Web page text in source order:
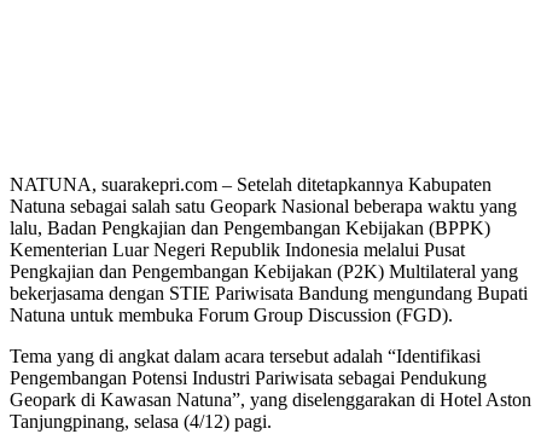
NATUNA, suarakepri.com – Setelah ditetapkannya Kabupaten
Natuna sebagai salah satu Geopark Nasional beberapa waktu yang
lalu, Badan Pengkajian dan Pengembangan Kebijakan (BPPK)
Kementerian Luar Negeri Republik Indonesia melalui Pusat
Pengkajian dan Pengembangan Kebijakan (P2K) Multilateral yang
bekerjasama dengan STIE Pariwisata Bandung mengundang Bupati
Natuna untuk membuka Forum Group Discussion (FGD).
Tema yang di angkat dalam acara tersebut adalah “Identifikasi
Pengembangan Potensi Industri Pariwisata sebagai Pendukung
Geopark di Kawasan Natuna”, yang diselenggarakan di Hotel Aston
Tanjungpinang, selasa (4/12) pagi.